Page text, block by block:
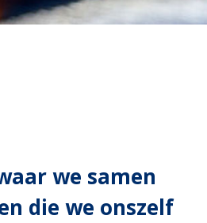
we samen
die we onszelf